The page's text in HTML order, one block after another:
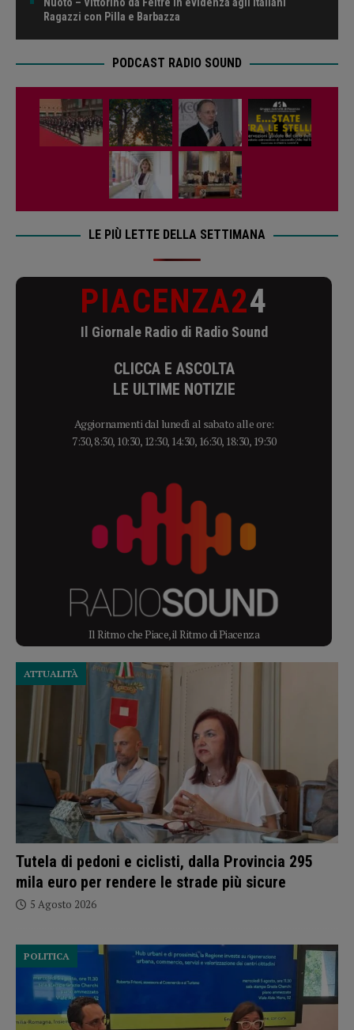
Ragazzi con Pilla e Barbazza
PODCAST RADIO SOUND
LE PIÙ LETTE DELLA SETTIMANA
PIACENZA24
Il Giornale Radio di Radio Sound
CLICCA E ASCOLTA
LE ULTIME NOTIZIE
Aggiornamenti dal lunedì al sabato alle ore:
7:30, 8:30, 10:30, 12:30, 14:30, 16:30, 18:30, 19:30
Il Ritmo che Piace, il Ritmo di Piacenza
Tutela di pedoni e ciclisti, dalla Provincia 295
mila euro per rendere le strade più sicure
ATTUALITÀ
5 Agosto 2026
POLITICA